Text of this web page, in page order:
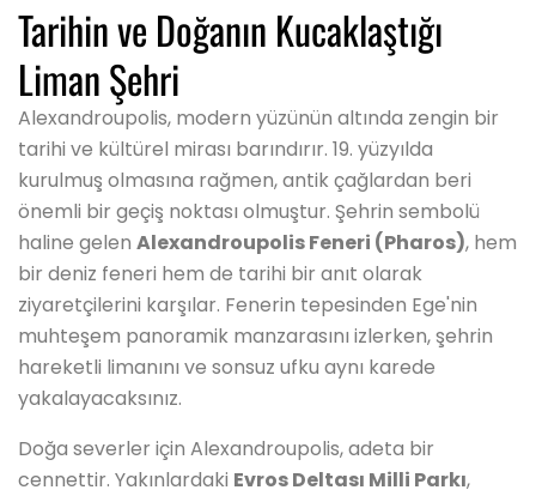
Tarihin ve Doğanın Kucaklaştığı
Liman Şehri
Alexandroupolis, modern yüzünün altında zengin bir
tarihi ve kültürel mirası barındırır. 19. yüzyılda
kurulmuş olmasına rağmen, antik çağlardan beri
önemli bir geçiş noktası olmuştur. Şehrin sembolü
haline gelen Alexandroupolis Feneri (Pharos), hem
bir deniz feneri hem de tarihi bir anıt olarak
ziyaretçilerini karşılar. Fenerin tepesinden Ege'nin
muhteşem panoramik manzarasını izlerken, şehrin
hareketli limanını ve sonsuz ufku aynı karede
yakalayacaksınız.
Doğa severler için Alexandroupolis, adeta bir
cennettir. Yakınlardaki Evros Deltası Milli Parkı,